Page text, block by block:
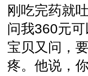
刚吃完药就
问我360元
宝贝又问，
疼。他说，